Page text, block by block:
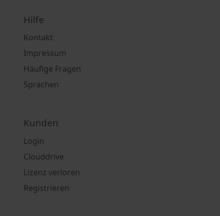
Hilfe
Kontakt
Impressum
Häufige Fragen
Sprachen
Kunden
Login
Clouddrive
Lizenz verloren
Registrieren